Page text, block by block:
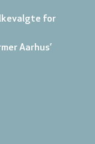
for
Aarhus’